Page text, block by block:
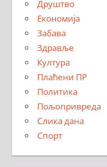
Друштво
Економија
Забава
Здравље
Култура
Плаћени ПР
Политика
Пољопривреда
Слика дана
Спорт